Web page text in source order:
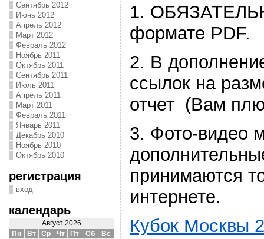
Сентябрь 2012
Июнь 2012
Апрель 2012
Март 2012
Февраль 2012
Ноябрь 2011
Октябрь 2011
Сентябрь 2011
Июль 2011
Апрель 2011
Март 2011
Февраль 2011
Январь 2011
Декабрь 2010
Ноябрь 2010
Октябрь 2010
регистрация
вход
календарь
Август 2026
Пн
Вт Ср Чт Пт Сб
Вс
1.
формате PDF.
2. В
ссылок на
отчет (Вам
3. Фото-видео
принимаются
интернете.
Кубок Москвы